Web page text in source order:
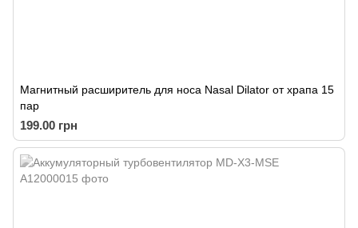
Магнитный расширитель для носа Nasal Dilator от храпа 15
пар
199.00 грн